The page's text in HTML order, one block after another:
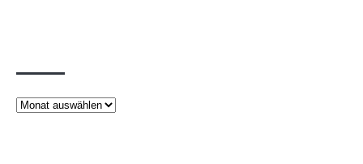
Beiträge